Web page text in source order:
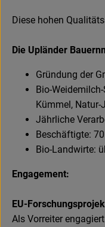
Diese hohen
Die Upländer
Gründung der
Bio-
Kümmel, Natur-
Jährliche
Beschäftigte:
Bio-Landwirte:
Engagement:
EU-
Als Vorreiter